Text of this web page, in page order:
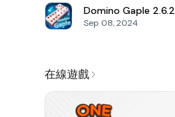
Domino Gaple 2.6.2
Sep 08, 2024
在線遊戲